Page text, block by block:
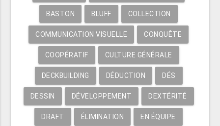
BASTON BLUFF COLLECTION
COMMUNICATION VISUELLE CONQUÊTE
COOPÉRATIF CULTURE GÉNÉRALE
DECKBUILDING DÉDUCTION DÉS
DESSIN DÉVELOPPEMENT DEXTÉRITÉ
DRAFT ÉLIMINATION EN ÉQUIPE